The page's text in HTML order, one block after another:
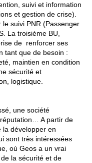
suivi et information
et gestion de crise).
le suivi PNR (Passenger
La troisième BU,
de renforcer ses
tant que de besoin :
maintien en condition
sécurité et
logistique.
une société
A partir de
la développer en
sont très intéressées
où Geos a un vrai
la sécurité et de